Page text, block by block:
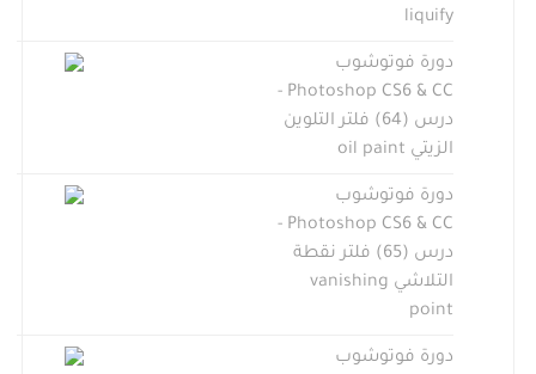
liquify
دورة فوتوشوب
Photoshop CS6 & CC -
درس (64) فلتر التلوين
الزيتي oil paint
دورة فوتوشوب
Photoshop CS6 & CC -
درس (65) فلتر نقطة
التلاشي vanishing
point
دورة فوتوشوب